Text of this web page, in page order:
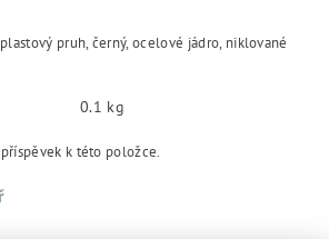
pruh, černý, ocelové jádro, niklované
0.1 kg
k této položce.